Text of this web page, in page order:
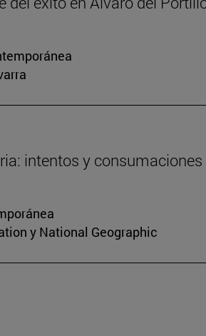
intentos y consumaciones
y National Geographic